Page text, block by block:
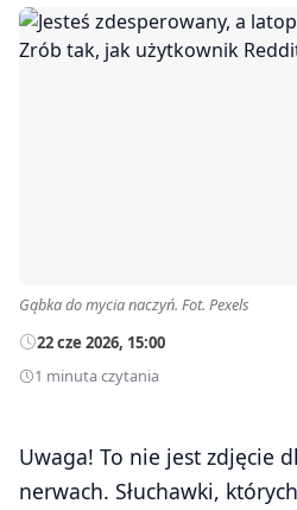
Gąbka do mycia naczyń. Fot. Pexels
22 cze 2026, 15:00
1 minuta czytania
Uwaga! To nie jest zdjęcie
nerwach. Słuchawki,